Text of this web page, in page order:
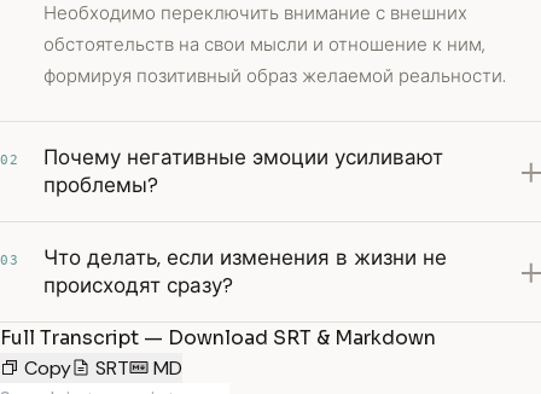
Необходимо переключить внимание с внешних
обстоятельств на свои мысли и отношение к ним,
формируя позитивный образ желаемой реальности.
02
Почему негативные эмоции усиливают
проблемы?
03
Что делать, если изменения в жизни не
происходят сразу?
Full Transcript — Download SRT & Markdown
Copy
SRT MD